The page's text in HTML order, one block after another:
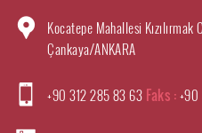
Kocatepe Mahallesi Kızılırmak
Çankaya/ANKARA
+90 312 285 83 63 Faks :